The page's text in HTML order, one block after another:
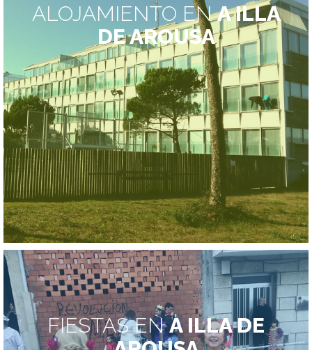
ALOJAMIENTO ENA ILLA
DE AROUSA
FIESTAS ENA ILLA DE